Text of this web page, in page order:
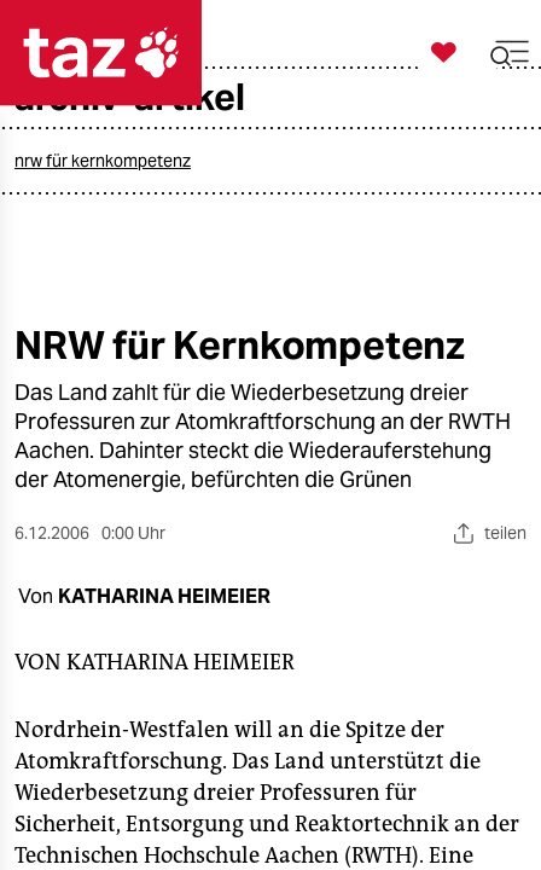
öko
gesellschaft
kultur
sport
berlin
nord
wahrheit
verlag
veranstaltungen
shop

taz zahl ich
archiv-artikel
nrw für kernkompetenz
NRW für Kernkompetenz
Das Land zahlt für die Wiederbesetzung dreier
Professuren zur Atomkraftforschung an der RWTH
Aachen. Dahinter steckt die Wiederauferstehung
der Atomenergie, befürchten die Grünen
6.12.2006 0:00 Uhr teilen
Von KATHARINA HEIMEIER
VON KATHARINA HEIMEIER
Nordrhein-Westfalen will an die Spitze der
Atomkraftforschung. Das Land unterstützt die
Wiederbesetzung dreier Professuren für
Sicherheit, Entsorgung und Reaktortechnik an der
Technischen Hochschule Aachen (RWTH). Eine